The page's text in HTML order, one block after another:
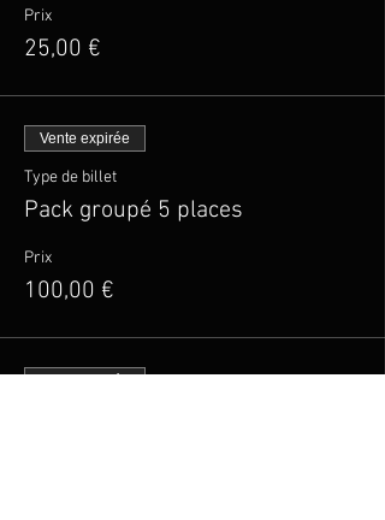
Prix
25,00 €
Vente expirée
Type de billet
Pack groupé 5 places
Prix
100,00 €